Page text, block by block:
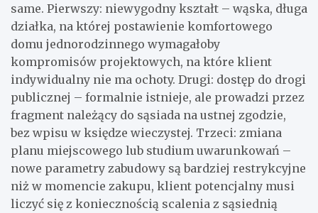
same. Pierwszy: niewygodny kształt – wąska, długa
działka, na której postawienie komfortowego
domu jednorodzinnego wymagałoby
kompromisów projektowych, na które klient
indywidualny nie ma ochoty. Drugi: dostęp do drogi
publicznej – formalnie istnieje, ale prowadzi przez
fragment należący do sąsiada na ustnej zgodzie,
bez wpisu w księdze wieczystej. Trzeci: zmiana
planu miejscowego lub studium uwarunkowań –
nowe parametry zabudowy są bardziej restrykcyjne
niż w momencie zakupu, klient potencjalny musi
liczyć się z koniecznością scalenia z sąsiednią